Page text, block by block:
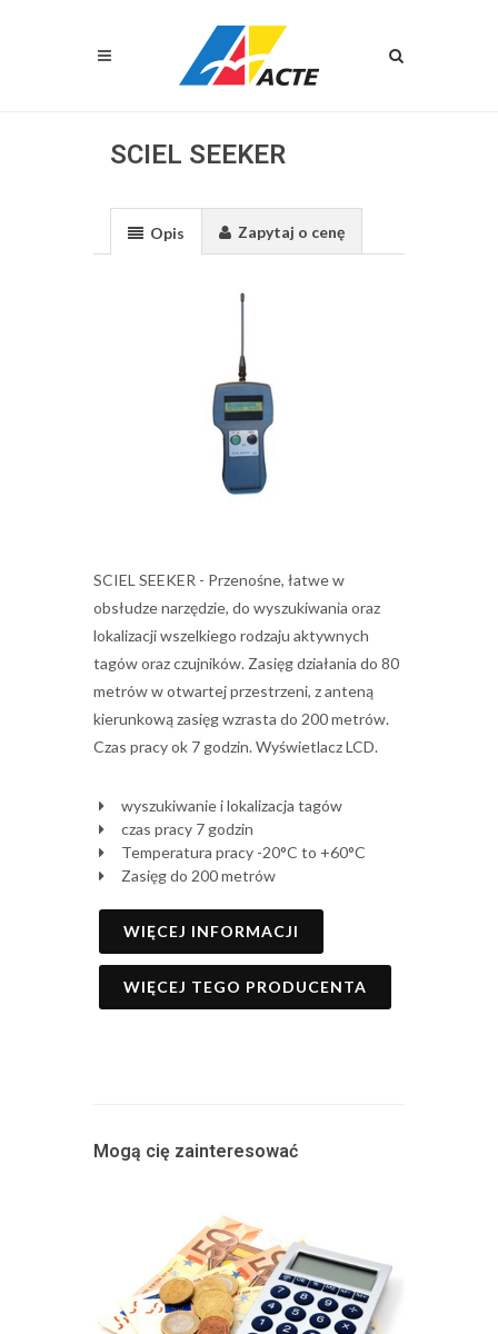
SCIEL SEEKER
Opis Zapytaj o cenę
SCIEL SEEKER - Przenośne, łatwe w
obsłudze narzędzie, do wyszukiwania oraz
lokalizacji wszelkiego rodzaju aktywnych
tagów oraz czujników. Zasięg działania do 80
metrów w otwartej przestrzeni, z anteną
kierunkową zasięg wzrasta do 200 metrów.
Czas pracy ok 7 godzin. Wyświetlacz LCD.
wyszukiwanie i lokalizacja tagów
czas pracy 7 godzin
Temperatura pracy -20°C to +60°C
Zasięg do 200 metrów
WIĘCEJ INFORMACJI
WIĘCEJ TEGO PRODUCENTA
Mogą cię zainteresować